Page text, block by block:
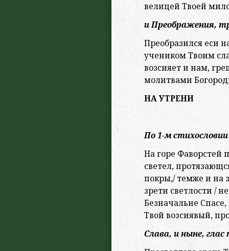
велицей Твоей
и Преображения,
Преобразился еси
учеником Твоим
возсияет и нам,
молитвами
НА УТРЕНИ
По 1-м стихословии
На горе Фаворстей
светел,
покры,/ темже и на
зрети светлости /
Безначальне
Твой возсиявый,
Слава, и ныне,